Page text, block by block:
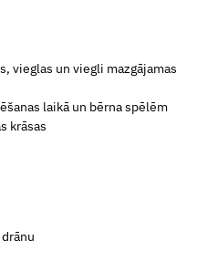
vieglas un viegli mazgājamas
laikā un bērna spēlēm
krāsas